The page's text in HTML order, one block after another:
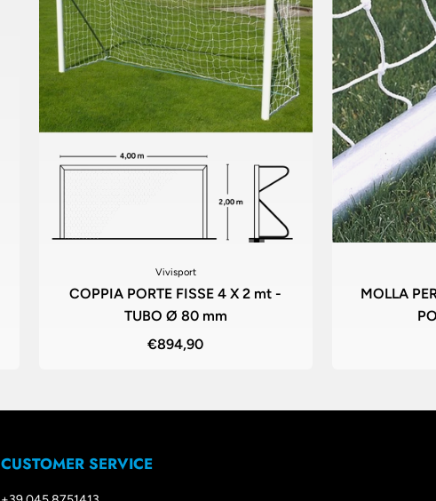
Vivisport
COPPIA PORTE FISSE 4 X 2 mt -
TUBO Ø 80 mm
€894,90
MOLLA
CUSTOMER SERVICE